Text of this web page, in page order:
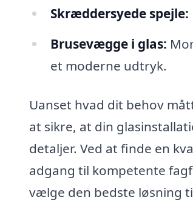
Skræddersyede spejle:
Brusevægge i glas:
et moderne udtryk.
Uanset hvad dit behov
at sikre, at din
detaljer. Ved at finde en
adgang til kompetente
vælge den bedste løsning